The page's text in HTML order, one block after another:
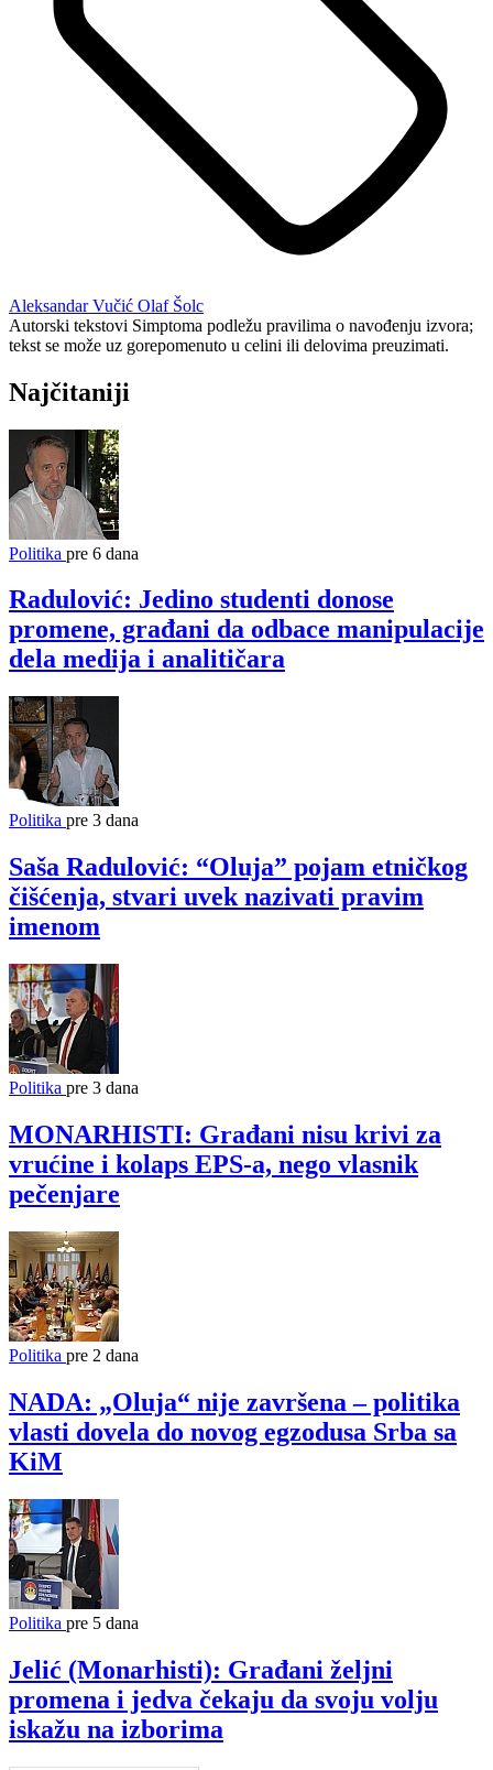
Aleksandar Vučić Olaf Šolc
Autorski tekstovi Simptoma podležu pravilima o navođenju izvora;
tekst se može uz gorepomenuto u celini ili delovima preuzimati.
Najčitaniji
Politika pre 6 dana
Radulović: Jedino studenti donose
promene, građani da odbace manipulacije
dela medija i analitičara
Politika pre 3 dana
Saša Radulović: “Oluja” pojam etničkog
čišćenja, stvari uvek nazivati pravim
imenom
Politika pre 3 dana
MONARHISTI: Građani nisu krivi za
vrućine i kolaps EPS-a, nego vlasnik
pečenjare
Politika pre 2 dana
NADA: „Oluja“ nije završena – politika
vlasti dovela do novog egzodusa Srba sa
KiM
Politika pre 5 dana
Jelić (Monarhisti): Građani željni
promena i jedva čekaju da svoju volju
iskažu na izborima